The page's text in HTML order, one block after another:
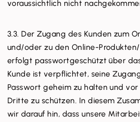
voraussichtlich nicht
3.3. Der Zugang des Kunden zum
und/oder zu den Online-
erfolgt passwortgeschützt über
Kunde ist verpflichtet, seine
Passwort geheim zu halten und
Dritte zu schützen. In diesem
wir darauf hin, dass unsere